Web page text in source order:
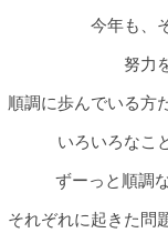
今年も、
努力
順調に歩んでいる方
いろいろなこ
ずーっと順調
それぞれに起きた問